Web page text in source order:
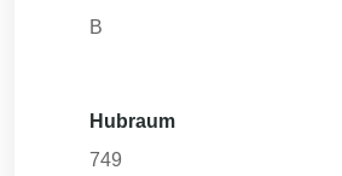
B
Hubraum
749